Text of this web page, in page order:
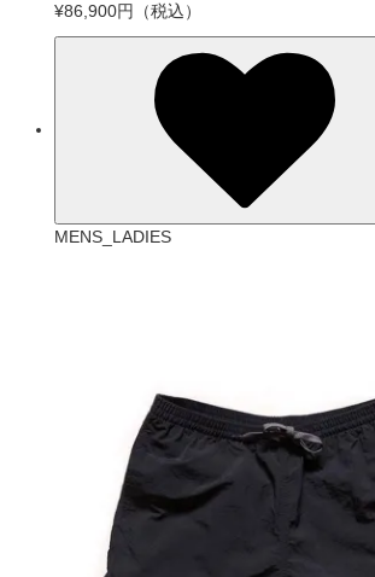
¥86,900円
（税込）
MENS_LADIES